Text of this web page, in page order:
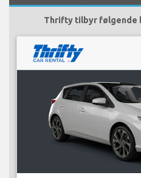
Thrifty tilbyr følgende